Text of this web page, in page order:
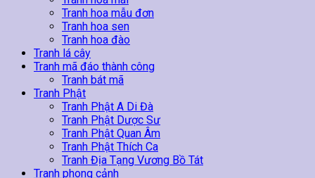
Tranh hoa mẫu đơn
Tranh hoa sen
Tranh hoa đào
Tranh lá cây
Tranh mã đáo thành công
Tranh bát mã
Tranh Phật
Tranh Phật A Di Đà
Tranh Phật Dược Sư
Tranh Phật Quan Âm
Tranh Phật Thích Ca
Tranh Địa Tạng Vương Bồ Tát
Tranh phong cảnh